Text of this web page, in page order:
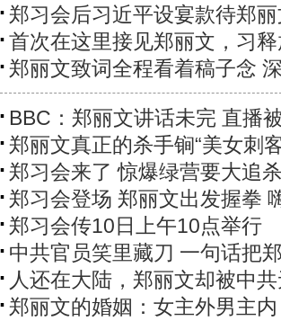
郑习会后习近平设宴款待郑
首次在这里接见郑丽文，习
郑丽文致词全程看着稿子念
BBC：郑丽文讲话未完 直播
郑丽文真正的杀手锏“美女刺
郑习会来了 惊爆绿营要大追
郑习会登场 郑丽文出发握拳
郑习会传10日上午10点举行
中共官员笑里藏刀 一句话把
人还在大陆，郑丽文却被中
郑丽文的婚姻：女主外男主